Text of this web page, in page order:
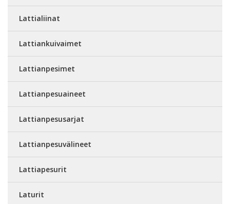
Lattialiinat
Lattiankuivaimet
Lattianpesimet
Lattianpesuaineet
Lattianpesusarjat
Lattianpesuvälineet
Lattiapesurit
Laturit